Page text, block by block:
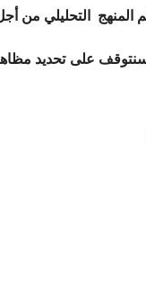
المنهج التحليلي من
على تحديد